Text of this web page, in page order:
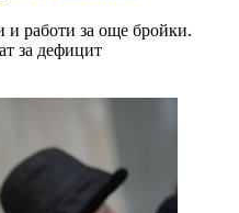
и работи за още бройки.
за дефицит